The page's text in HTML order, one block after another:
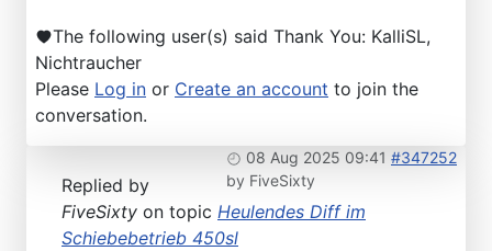
The following user(s) said Thank You: KalliSL,
Nichtraucher
Please Log in or Create an account to join the
conversation.
08 Aug 2025 09:41 #347252
by FiveSixty
Replied by
FiveSixty on topic Heulendes Diff im
Schiebebetrieb 450sl